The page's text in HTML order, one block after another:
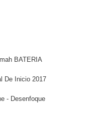
BATERIA
De Inicio 2017
- Desenfoque